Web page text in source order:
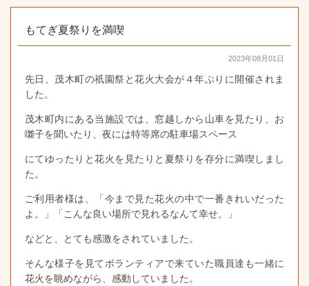
もてぎ夏祭りを満喫
2023年08月01日
先日、茂木町の祇園祭と花火大会が４年ぶりに開催されま
した。
茂木町内にある当施設では、窓越しから山車を見たり、お
囃子を聞いたり、夜には特等席の駐車場スペース
にてゆったりと花火を見たりと夏祭りを存分に満喫しまし
た。
ご利用者様は、「今まで見た花火の中で一番きれいだった
よ。」「こんな良い場所で見れるなんて幸せ。」
などと、とても感激をされていました。
そんな様子を見てボランティアで来ていた職員達も一緒に
花火を眺めながら、感動していました。